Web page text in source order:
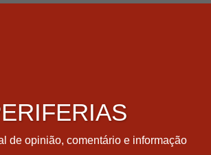
de opinião, comentário e informação